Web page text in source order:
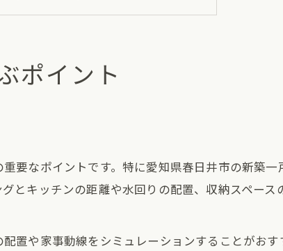
売最新相場と市場動向を理解する
へ建売住宅の魅力発見
叶う快適な新生活の始め方とは
売で実現する家族との豊かな時間
宅で始める趣味とガーデニング
てと建売住宅の違いを理解する
ポイント
要なポイントです。特に愛知県春日井市の新築
とキッチンの距離や水回りの配置、収納スペー
置や家事動線をシミュレーションすることがお